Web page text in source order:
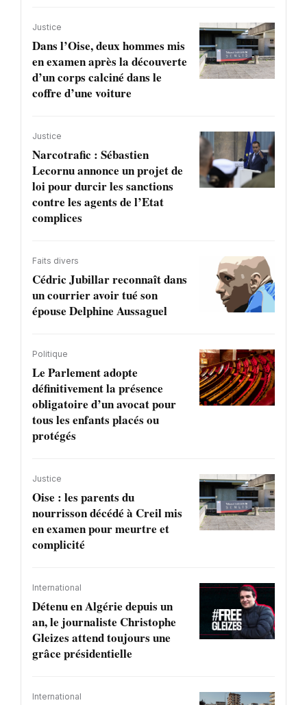
Justice
Dans l’Oise, deux hommes mis
en examen après la découverte
d’un corps calciné dans le
coffre d’une voiture
Justice
Narcotrafic : Sébastien
Lecornu annonce un projet de
loi pour durcir les sanctions
contre les agents de l’Etat
complices
Faits divers
Cédric Jubillar reconnaît dans
un courrier avoir tué son
épouse Delphine Aussaguel
Politique
Le Parlement adopte
définitivement la présence
obligatoire d’un avocat pour
tous les enfants placés ou
protégés
Justice
Oise : les parents du
nourrisson décédé à Creil mis
en examen pour meurtre et
complicité
International
Détenu en Algérie depuis un
an, le journaliste Christophe
Gleizes attend toujours une
grâce présidentielle
International